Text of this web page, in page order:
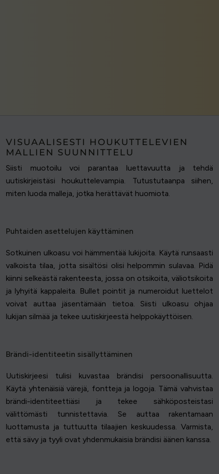
VISUAALISESTI HOUKUTTELEVIEN
MALLIEN SUUNNITTELU
Siisti muotoilu voi parantaa luettavuutta ja tehdä
uutiskirjeistäsi houkuttelevampia. Tutustutaanpa siihen,
miten luoda malleja, jotka herättävät huomiota.
Puhtaiden asettelujen käyttäminen
Sotkuinen ulkoasu voi hämmentää lukijoita. Käytä runsaasti
valkoista tilaa, jotta sisältösi olisi helpommin sulavaa. Pidä
kiinni selkeästä rakenteesta, jossa on otsikoita, väliotsikoita
ja lyhyitä kappaleita. Bullet pointit ja numeroidut luettelot
voivat auttaa jäsentämään tietoa. Siisti ulkoasu ohjaa
lukijan silmää ja tekee uutiskirjeestä helppokäyttöisen.
Brändi-identiteetin sisällyttäminen
Uutiskirjeesi tulisi kuvastaa brändisi persoonallisuutta.
Käytä yhtenäisiä värejä, fontteja ja logoja. Tämä vahvistaa
brändi-identiteettiäsi ja tekee sähköposteistasi
välittömästi tunnistettavia. Se auttaa rakentamaan
luottamusta ja tuttuutta tilaajien keskuudessa. Varmista,
että sävy ja tyyli ovat yhdenmukaisia brändisi äänen kanssa.